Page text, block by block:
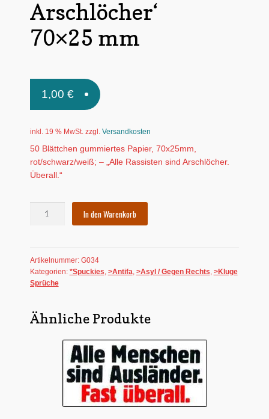
*Postkarten
Schnäppchen
Bücher
Produkte nach Themen
Gummiertes Papier
Arschlöcher‘
70×25 mm
1,00 €
inkl. 19 % MwSt. zzgl. Versandkosten
50 Blättchen gummiertes Papier, 70x25mm,
rot/schwarz/weiß; – „Alle Rassisten sind Arschlöcher.
Überall.“
Arschlöcher'70x25
mm
Menge
In den Warenkorb
Artikelnummer: G034
Kategorien: *Spuckies, >Antifa, >Asyl / Gegen Rechts, >Kluge
Sprüche
Ähnliche Produkte